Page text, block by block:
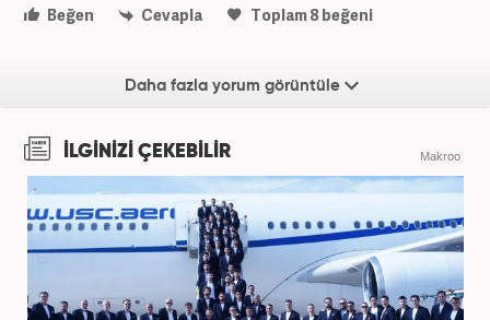
Beğen Cevapla Toplam8beğeni
Daha fazla yorum görüntüle
İLGİNİZİ ÇEKEBİLİR Makroo